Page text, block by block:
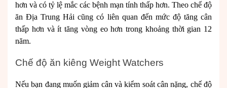
hơn và có tỷ lệ mắc các bệnh mạn tính thấp hơn. Theo chế độ
ăn Địa Trung Hải cũng có liên quan đến mức độ tăng cân
thấp hơn và ít tăng vòng eo hơn trong khoảng thời gian 12
năm.
Chế độ ăn kiêng Weight Watchers
Nếu bạn đang muốn giảm cân và kiểm soát cân nặng, chế độ